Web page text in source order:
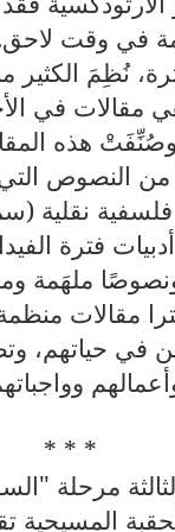
في وقت
نُظِمَ الكثير
مقالات في
وصُنِّفَتْ هذه
من النصوص
نقلية
فترة
ملهَمة
مقالات
في حياتهم،
* * *
مرحلة
المسيحية